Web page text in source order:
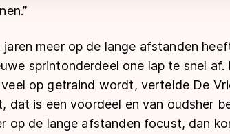
meer op de lange afstanden
sprintonderdeel one lap te snel af.
op getraind wordt, vertelde De
is een voordeel en van oudsher
op de lange afstanden focust, dan